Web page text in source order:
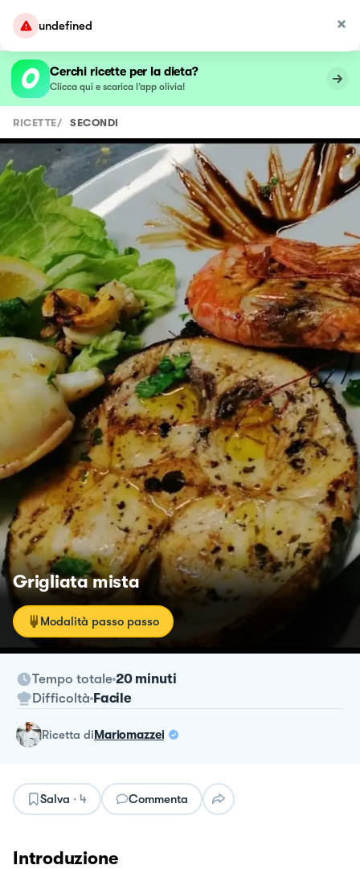
undefined
Cerchi ricette per la dieta?
Clicca qui e scarica l’app olivia!
RICETTE/ SECONDI
Grigliata mista
Modalità passo passo
Tempo totale 20 minuti
Difficoltà Facile
ricetta diMariomazzei
Salva · 4 Commenta
Introduzione